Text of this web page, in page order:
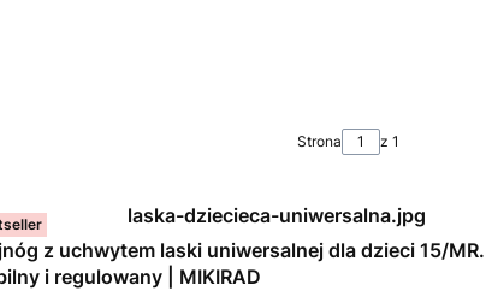
Strona z 1
z uchwytem laski uniwersalnej dla dzieci 15/
i regulowany | MIKIRAD